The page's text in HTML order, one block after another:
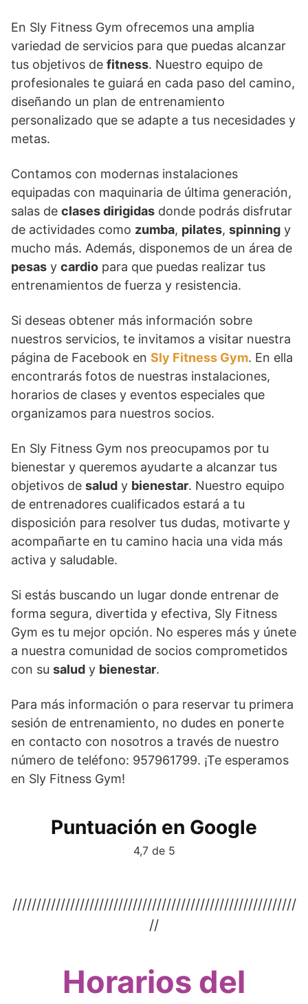
En Sly Fitness Gym ofrecemos una amplia
variedad de servicios para que puedas alcanzar
tus objetivos de fitness. Nuestro equipo de
profesionales te guiará en cada paso del camino,
diseñando un plan de entrenamiento
personalizado que se adapte a tus necesidades y
metas.
Contamos con modernas instalaciones
equipadas con maquinaria de última generación,
salas de clases dirigidas donde podrás disfrutar
de actividades como zumba, pilates, spinning y
mucho más. Además, disponemos de un área de
pesas y cardio para que puedas realizar tus
entrenamientos de fuerza y resistencia.
Si deseas obtener más información sobre
nuestros servicios, te invitamos a visitar nuestra
página de Facebook en Sly Fitness Gym. En ella
encontrarás fotos de nuestras instalaciones,
horarios de clases y eventos especiales que
organizamos para nuestros socios.
En Sly Fitness Gym nos preocupamos por tu
bienestar y queremos ayudarte a alcanzar tus
objetivos de salud y bienestar. Nuestro equipo
de entrenadores cualificados estará a tu
disposición para resolver tus dudas, motivarte y
acompañarte en tu camino hacia una vida más
activa y saludable.
Si estás buscando un lugar donde entrenar de
forma segura, divertida y efectiva, Sly Fitness
Gym es tu mejor opción. No esperes más y únete
a nuestra comunidad de socios comprometidos
con su salud y bienestar.
Para más información o para reservar tu primera
sesión de entrenamiento, no dudes en ponerte
en contacto con nosotros a través de nuestro
número de teléfono: 957961799. ¡Te esperamos
en Sly Fitness Gym!
Puntuación en Google
4,7 de 5
///////////////////////////////////////////////////////////
//
Horarios del